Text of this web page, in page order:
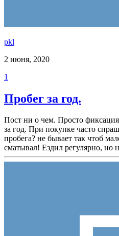
pkl
2 июня, 2020
1
Пробег за год.
Пост ни о чем. Просто фиксация
за год. При покупке часто
пробега? не бывает так чтоб
сматывал! Ездил регулярно, но